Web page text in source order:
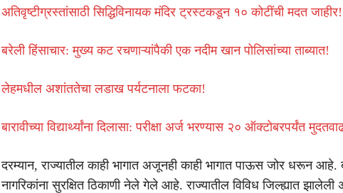
अतिवृष्टीग्रस्तांसाठी सिद्धिविनायक मंदिर ट्रस्टकडून १० कोटींची मदत जाहीर!
बरेली हिंसाचार: मुख्य कट रचणाऱ्यांपैकी एक नदीम खान पोलिसांच्या ताब्यात!
लेहमधील अशांततेचा लडाख पर्यटनाला फटका!
बारावीच्या विद्यार्थ्यांना दिलासा: परीक्षा अर्ज भरण्यास २० ऑक्टोबरपर्यंत
दरम्यान, राज्यातील काही भागात अजूनही काही भागात पाऊस जोर धरून
नागरिकांना सुरक्षित ठिकाणी नेले गेले आहे. राज्यातील विविध जिल्ह्यात झालेली